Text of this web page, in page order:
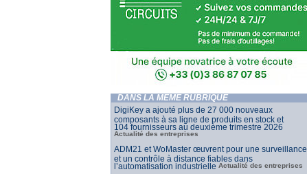
DANS LA MÊME RUBRIQUE
DigiKey a ajouté plus de 27 000 nouveaux
composants à sa ligne de produits en stock et
104 fournisseurs au deuxième trimestre 2026
Actualité des entreprises
ADM21 et WoMaster œuvrent pour une surveillance
et un contrôle à distance fiables dans
l’automatisation industrielle Actualité des entreprises